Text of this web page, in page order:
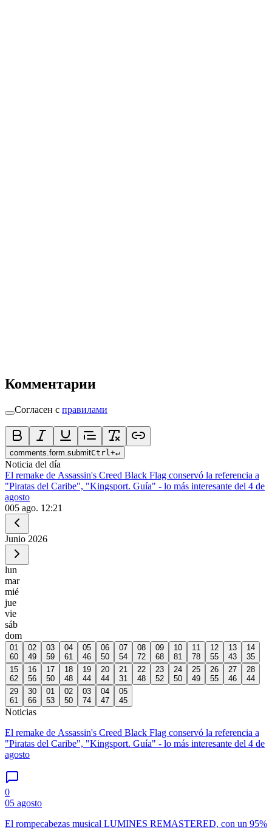
Комментарии
Согласен с правилами
comments.form.submitCtrl +↵
Noticia del día
El remake de Assassin's Creed Black Flag conservó la referencia a
"Piratas del Caribe", "Kingsport. Guía" - lo más interesante del 4 de
agosto
005 ago. 12:21
Junio 2026
lun
mar
mié
jue
vie
sáb
dom
01
60
02
49
03
59
04
61
05
46
06
50
07
54
08
72
09
68
10
81
11
78
12
55
13
43
14
35
15
62
16
56
17
50
18
48
19
44
20
44
21
31
22
48
23
52
24
50
25
49
26
55
27
46
28
44
29
61
30
66
01
53
02
50
03
74
04
47
05
45
Noticias
El remake de Assassin's Creed Black Flag conservó la referencia a
"Piratas del Caribe", "Kingsport. Guía" - lo más interesante del 4 de
agosto
0
05 agosto
El rompecabezas musical LUMINES REMASTERED, con un 95%